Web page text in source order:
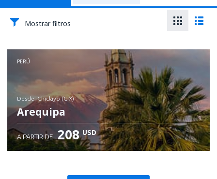
Mostrar filtros
PERÚ
desde: Chiclayo (CIX)
Arequipa
A PARTIR DE: 208 USD